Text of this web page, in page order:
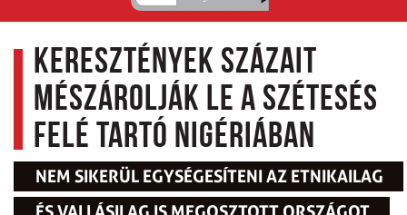
Keresztények százait
mészárolják le a szétesés
felé tartó Nigériában
NEM SIKERÜL EGYSÉGESÍTENI AZ ETNIKAILAG